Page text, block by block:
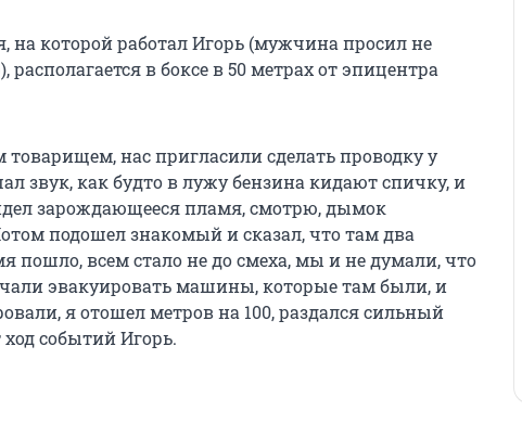
на которой работал Игорь (мужчина просил не
в боксе в 50 метрах от эпицентра
товарищем, нас пригласили сделать проводку у
звук, как будто в лужу бензина кидают спичку, и
зарождающееся пламя, смотрю, дымок
подошел знакомый и сказал, что там два
пошло, всем стало не до смеха, мы и не думали, что
эвакуировать машины, которые там были, и
я отошел метров на 100, раздался сильный
событий Игорь.